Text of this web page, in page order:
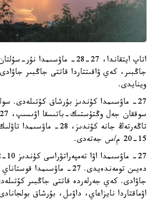
اتاپ ايتقاندا، 27-28- ماۋسىمدا
جاڭبىر، كەي ۋاقىتتاردا قاتتى جاڭبىر
وينايدى.
27- ماۋسىمدا كۇندىز بۇرشاق كۇتىلەدى.
تاڭەرتەڭ جانە كۇندىز، 28-
15-20 م/س جەتەدى.
دەيىن تومەندەيدى. 27- ماۋسىمدا
جاۋادى. كەي جەرلەردە قاتتى جاڭبىر
اۋماقتاردا نايزاعاي، داۋىل، بۇرشاق